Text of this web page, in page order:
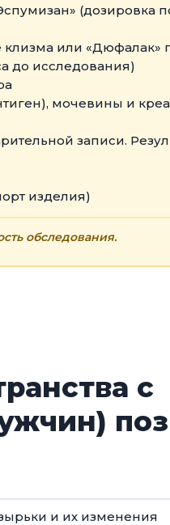
(дозировка
или «Дюфалак»
до исследования)
мочевины и
записи.
изделия)
обследования.
с
и их изменения